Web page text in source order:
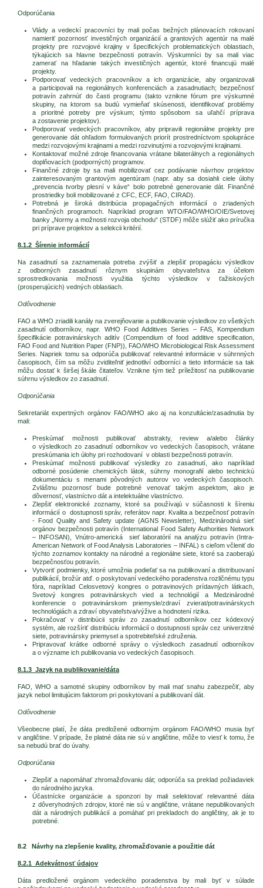
Odporúčania
Vlády a vedeckí pracovníci by mali počas bežných plánovacích rokovaní
namieriť pozornosť investičných organizácií a grantových agentúr na malé
projekty pre rozvojové krajiny v špecifických problematických oblastiach,
týkajúcich sa hlavne bezpečnosti potravín. Výskumníci by sa mali viac
zamerať na hľadanie takých investičných agentúr, ktoré financujú malé
projekty.
Podporovať vedeckých pracovníkov a ich organizácie, aby organizovali
a participovali na regionálnych konferenciách a zasadnutiach; bezpečnosť
potravín zahrnúť do časti programu (takto vznikne fórum pre výskumné
skupiny, na ktorom sa budú vymieňať skúsenosti, identifikovať problémy
a prioritné potreby pre výskum; týmto spôsobom sa uľahčí príprava
a zostavenie projektov).
Podporovať vedeckých pracovníkov, aby pripravili regionálne projekty pre
generovanie dát ohľadom formulovaných priorít prostredníctvom spolupráce
medzi rozvojovými krajinami a medzi rozvinutými a rozvojovými krajinami.
Kontaktovať možné zdroje financovania vrátane bilaterálnych a regionálnych
doplňovacích (podporných) programov.
Finančné zdroje by sa mali mobilizovať cez podávanie návrhov projektov
zainteresovaným grantovým agentúram (napr. aby sa dosiahli ciele úlohy
„prevencia tvorby plesní v káve“ bolo potrebné generovanie dát. Finančné
prostriedky boli mobilizované z CFC, ECF, FAO, CIRAD).
Potrebná je široká distribúcia propagačných informácií o zriadených
finančných programoch. Napríklad program WTO/FAO/WHO/OIE/Svetovej
banky „Normy a možnosti rozvoja obchodu“ (STDF) môže slúžiť ako príručka
pri príprave projektov a selekcii kritérií.
8.1.2 Šírenie informácií
Na zasadnutí sa zaznamenala potreba zvýšiť a zlepšiť propagáciu výsledkov
z odborných zasadnutí rôznym skupinám obyvateľstva za účelom
sprostredkovania možnosti využitia týchto výsledkov v ťažiskových
(prosperujúcich) vedných oblastiach.
Odôvodnenie
FAO a WHO zriadili kanály na zverejňovanie a publikovanie výsledkov zo všetkých
zasadnutí odborníkov, napr. WHO Food Additives Series – FAS, Kompendium
špecifikácie potravinárskych aditív (Compendium of food additive specification,
FAO Food and Nutrition Paper (FNP)), FAO/WHO Microbiological Risk Assessment
Series. Napriek tomu sa odporúča publikovať relevantné informácie v súhrnných
časopisoch, čím sa môžu zviditeľniť jednotliví odborníci a tieto informácie sa tak
môžu dostať k širšej škále čitateľov. Vznikne tým tiež príležitosť na publikovanie
súhrnu výsledkov zo zasadnutí.
Odporúčania
Sekretariát expertných orgánov FAO/WHO ako aj na konzultácie/zasadnutia by
mali:
Preskúmať možnosti publikovať abstrakty, review a/alebo články
o výsledkoch zo zasadnutí odborníkov vo vedeckých časopisoch, vrátane
preskúmania ich úlohy pri rozhodovaní v oblasti bezpečnosti potravín.
Preskúmať možnosti publikovať výsledky zo zasadnutí, ako napríklad
odborné posúdenie chemických látok, súhrny monografií alebo technickú
dokumentáciu s menami pôvodných autorov vo vedeckých časopisoch.
Zvláštnu pozornosť bude potrebné venovať takým aspektom, ako je
dôvernosť, vlastníctvo dát a intelektuálne vlastníctvo.
Zlepšiť elektronické zoznamy, ktoré sa používajú v súčasnosti k šíreniu
informácií o dostupnosti správ, referátov napr. Kvalita a bezpečnosť potravín
- Food Quality and Safety update (AGNS Newsletter), Medzinárodná sieť
orgánov bezpečnosti potravín (International Food Safety Authorities Network
– INFOSAN), Vnútro-americká sieť laboratórií na analýzu potravín (Intra-
American Network of Food Analysis Laboratories – INFAL) s cieľom včleniť do
týchto zoznamov kontakty na národné a regionálne siete, ktoré sa zaoberajú
bezpečnosťou potravín.
Vytvoriť podmienky, ktoré umožnia podieľať sa na publikovaní a distribuovaní
publikácií, brožúr atď. o poskytovaní vedeckého poradenstva rozličnému typu
fóra, napríklad Celosvetový kongres o potravinových prídavných látkach,
Svetový kongres potravinárskych vied a technológií a Medzinárodné
konferencie o potravinárskom priemysle/zdraví zvierat/potravinárskych
technológiách a zdraví obyvateľstva/výžive a hodnotení rizika.
Pokračovať v distribúcii správ zo zasadnutí odborníkov cez kódexový
systém, ale rozšíriť distribúciu informácií o dostupnosti správ cez univerzitné
siete, potravinársky priemysel a spotrebiteľské združenia.
Pripravovať krátke odborné správy o výsledkoch zasadnutí odborníkov
a o význame ich publikovania vo vedeckých časopisoch.
8.1.3 Jazyk na publikovanie/dáta
FAO, WHO a samotné skupiny odborníkov by mali mať snahu zabezpečiť, aby
jazyk nebol limitujúcim faktorom pri poskytovaní a publikovaní dát.
Odôvodnenie
Všeobecne platí, že dáta predložené odborným orgánom FAO/WHO musia byť
v angličtine. V prípade, že platné dáta nie sú v angličtine, môže to viesť k tomu, že
sa nebudú brať do úvahy.
Odporúčania
Zlepšiť a napomáhať zhromažďovaniu dát; odporúča sa preklad požiadaviek
do národného jazyka.
Účastnícke organizácie a sponzori by mali selektovať relevantné dáta
z dôveryhodných zdrojov, ktoré nie sú v angličtine, vrátane nepublikovaných
dát a národných publikácií a pomáhať pri prekladoch do angličtiny, ak je to
potrebné.
8.2 Návrhy na zlepšenie kvality, zhromažďovanie a použitie dát
8.2.1 Adekvátnosť údajov
Dáta predložené orgánom vedeckého poradenstva by mali byť v súlade